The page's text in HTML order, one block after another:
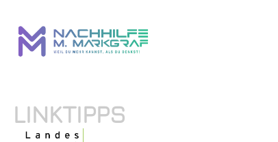
LINKTIPPS